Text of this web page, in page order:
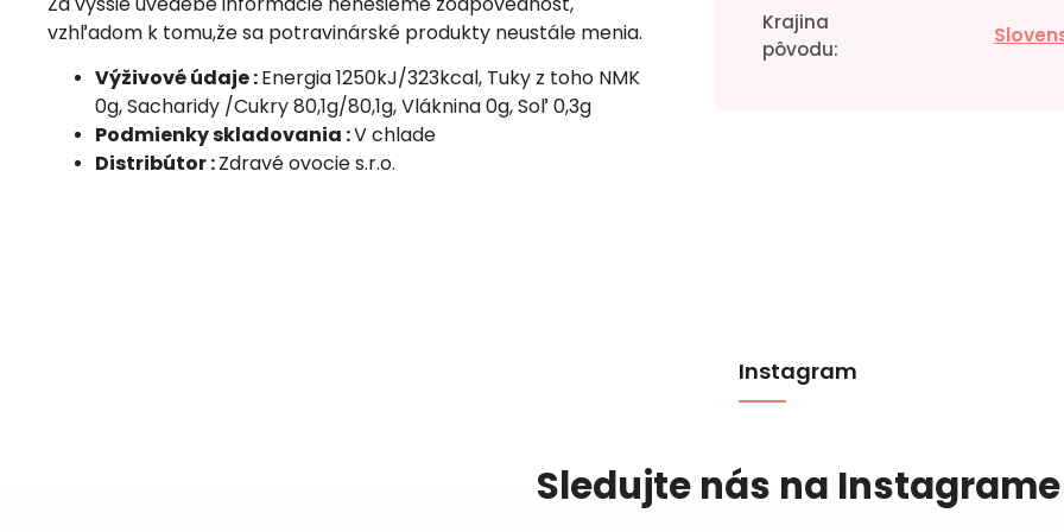
vzhľadom k tomu,že sa potravinárské produkty neustále menia.
Výživové údaje :Energia 1250kJ/323kcal, Tuky z toho NMK
0g, Sacharidy /Cukry 80,1g/80,1g, Vláknina 0g, Soľ 0,3g
Podmienky skladovania :V chlade
Distribútor :Zdravé ovocie s.r.o.
Krajina
pôvodu:
Instagram
Sledujte nás na Instagrame